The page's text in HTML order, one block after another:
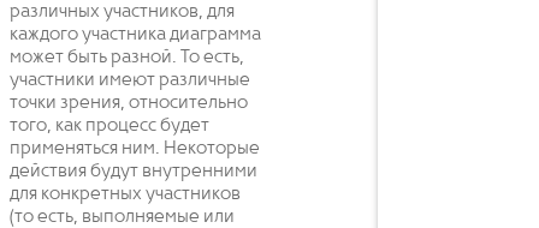
различных участников, для
каждого участника диаграмма
может быть разной. То есть,
участники имеют различные
точки зрения, относительно
того, как процесс будет
применяться ним. Некоторые
действия будут внутренними
для конкретных участников
(то есть, выполняемые или